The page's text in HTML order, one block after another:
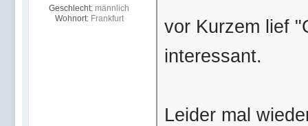
Geschlecht: männlich
Wohnort: Frankfurt
vor Kurzem lief
interessant.
Leider mal